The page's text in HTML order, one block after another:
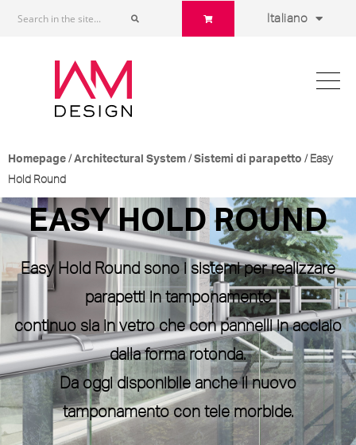
Italiano
Homepage /Architectural System /Sistemi di parapetto / Easy
Hold Round
EASY HOLD ROUND
Easy Hold Round sono i sistemi per realizzare
parapetti in tamponamento
continuo sia in vetro che con pannelli in acciaio
dalla forma rotonda.
Da oggi disponibile anche il nuovo
tamponamento con tele morbide.